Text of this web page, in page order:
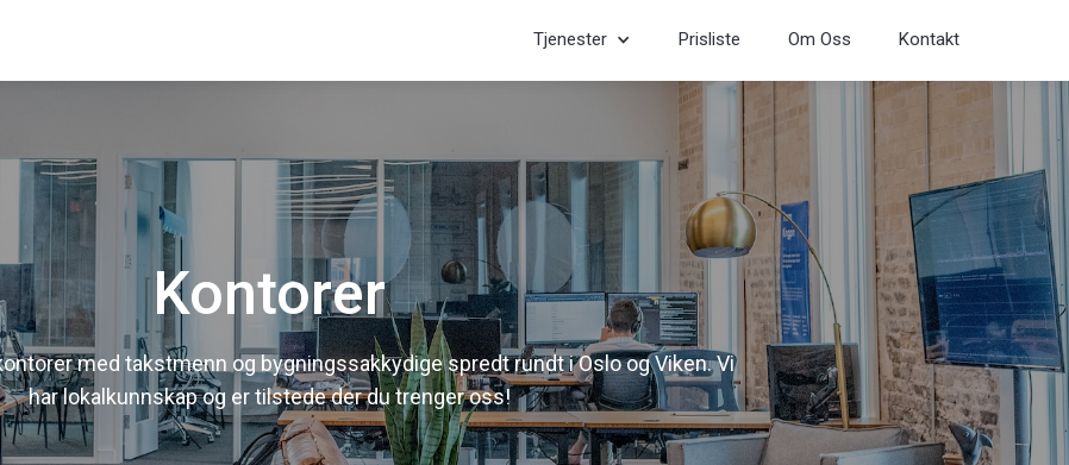
Tjenester Prisliste Om Oss Kontakt
Kontorer
med takstmenn og bygningssakkydige spredt rundt i Oslo og Viken. Vi
har lokalkunnskap og er tilstede der du trenger oss!